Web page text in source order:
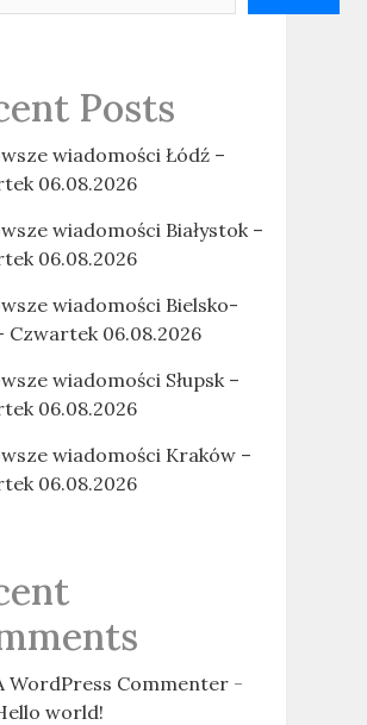
Posts
wiadomości Łódź –
06.08.2026
wiadomości Białystok –
06.08.2026
wiadomości Bielsko-
Czwartek 06.08.2026
wiadomości Słupsk –
06.08.2026
wiadomości Kraków –
06.08.2026
WordPress Commenter-
world!